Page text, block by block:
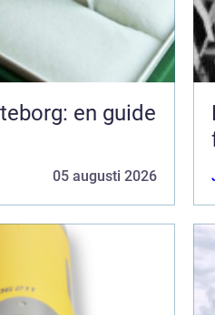
en guide
05 augusti 2026